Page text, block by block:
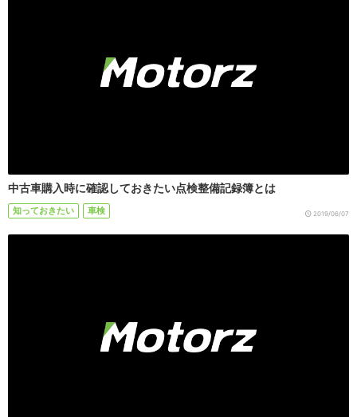
中古車購入時に確認しておきたい点検整備記録簿とは
知っておきたい 車検 2019/06/07